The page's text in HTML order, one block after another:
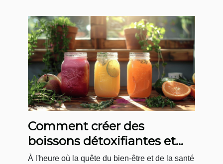
Comment créer des
boissons détoxifiantes et
gourmandes chez soi
À l'heure où la quête du bien-être et de la santé